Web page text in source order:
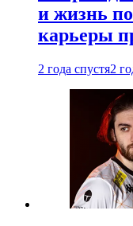
и жизнь
карьеры
2 года спустя2